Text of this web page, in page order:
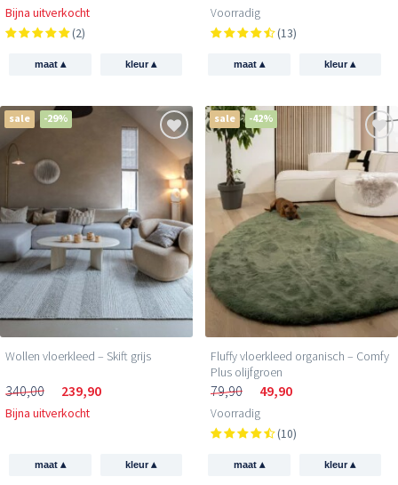
Bijna uitverkocht
(2)
maat ▴ kleur▴
Voorradig
(13)
maat ▴ kleur▴
sale -29%
Wollen vloerkleed – Skift grijs
340,00 239,90
Bijna uitverkocht
maat ▴ kleur▴
sale -42%
Fluffy vloerkleed organisch – Comfy
Plus olijfgroen
79,90 49,90
Voorradig
(10)
maat ▴ kleur▴